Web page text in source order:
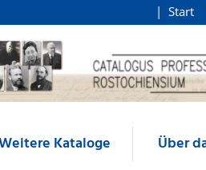
Start
Kataloge Über